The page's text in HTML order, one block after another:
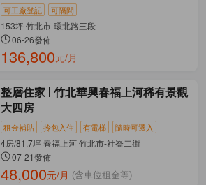
可工廠登記 可隔間
153坪 竹北市-環北路三段
06-26發佈
136,800元/月
整層住家
竹北華興春福上河稀有景觀
大四房
租金補貼 拎包入住 有電梯 隨時可遷入
4房/81.7坪 春福上河 竹北市-社崙二街
07-21發佈
48,000元/月 (含車位租金等)